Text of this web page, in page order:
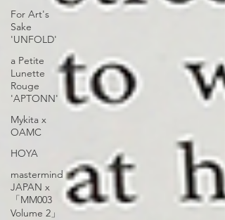
For Art's
Sake
'UNFOLD'
a Petite
Lunette
Rouge
'APTONN'
Mykita x
OAMC
HOYA
mastermind
JAPAN x
「MM003
Volume 2」